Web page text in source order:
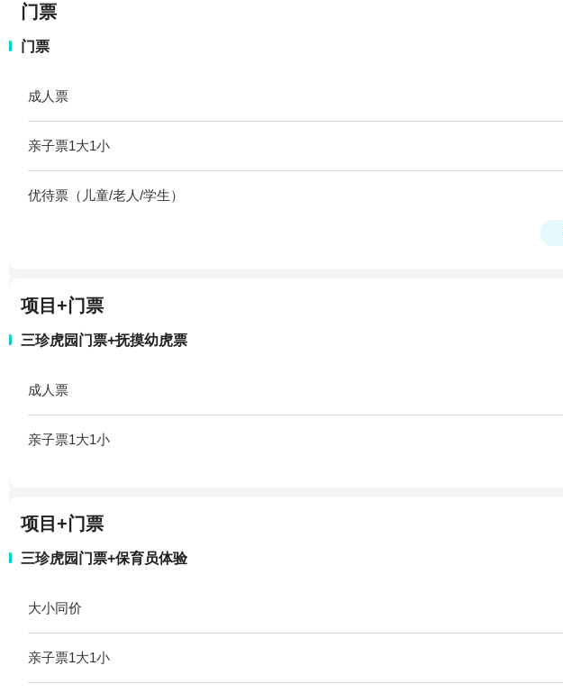
门票
门票
成人票
亲子票1大1小
优待票（儿童/老人/学生）
项目+门票
三珍虎园门票+抚摸幼虎票
成人票
亲子票1大1小
项目+门票
三珍虎园门票+保育员体验
大小同价
亲子票1大1小